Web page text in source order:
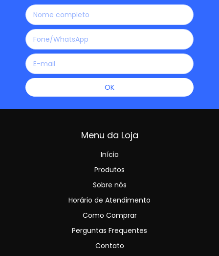
Menu da Loja
Início
Produtos
Sobre nós
Horário de Atendimento
Como Comprar
Perguntas Frequentes
Contato